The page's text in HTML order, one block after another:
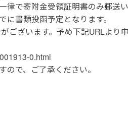
で寄附金受領証明書のみ郵送
書類投函予定となります。
ございます。予め下記URLよ
0.html
ので、ご了承ください。